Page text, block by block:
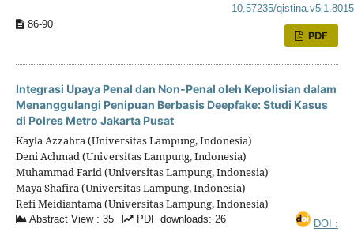
10.57235/qistina.v5i1.8015
86-90
PDF
Integrasi Upaya Penal dan Non-Penal oleh Kepolisian dalam
Menanggulangi Penipuan Berbasis Deepfake: Studi Kasus
di Polres Metro Jakarta Pusat
Kayla Azzahra (Universitas Lampung, Indonesia)
Deni Achmad (Universitas Lampung, Indonesia)
Muhammad Farid (Universitas Lampung, Indonesia)
Maya Shafira (Universitas Lampung, Indonesia)
Refi Meidiantama (Universitas Lampung, Indonesia)
Abstract View : 35 PDF downloads: 26
DOI :